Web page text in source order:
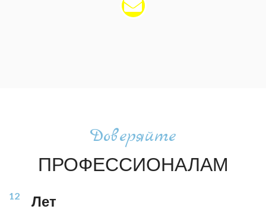
Доверяйте
ПРОФЕССИОНАЛАМ
12 Лет